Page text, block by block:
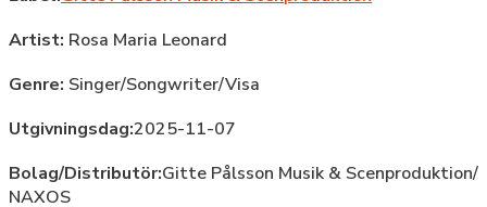
Artist: Rosa Maria Leonard
Genre: Singer/Songwriter/Visa
Utgivningsdag:2025-11-07
Bolag/Distributör:Gitte Pålsson Musik & Scenproduktion/
NAXOS